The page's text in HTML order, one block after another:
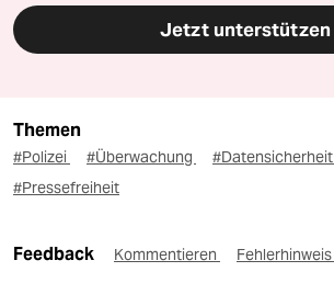
Jetzt unterstützen
Themen
#Polizei #Überwachung #Datensicherheit
#Pressefreiheit
Feedback Kommentieren Fehlerhinweis